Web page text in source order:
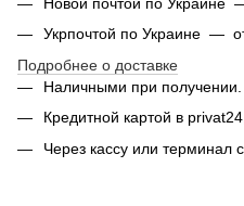
Укрпочтой по Украине —
Подробнее о доставке
Наличными при получении.
Кредитной картой в
Через кассу или терминал